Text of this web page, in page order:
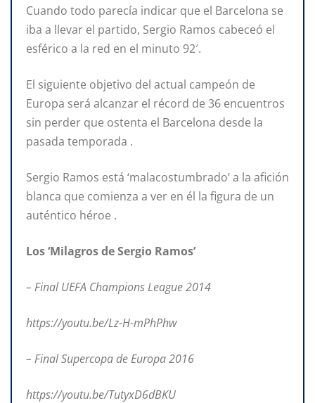
Cuando todo parecía indicar que el Barcelona se
iba a llevar el partido, Sergio Ramos cabeceó el
esférico a la red en el minuto 92′.
El siguiente objetivo del actual campeón de
Europa será alcanzar el récord de 36 encuentros
sin perder que ostenta el Barcelona desde la
pasada temporada .
Sergio Ramos está ‘malacostumbrado’ a la afición
blanca que comienza a ver en él la figura de un
auténtico héroe .
Los ‘Milagros de Sergio Ramos’
– Final UEFA Champions League 2014
https://youtu.be/Lz-H-mPhPhw
– Final Supercopa de Europa 2016
https://youtu.be/TutyxD6dBKU